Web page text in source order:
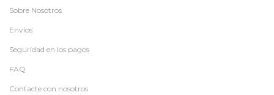
Sobre Nosotros
Envíos
Seguridad en los pagos
FAQ
Contacte con nosotros